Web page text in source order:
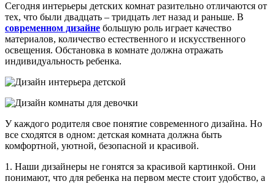
Сегодня интерьеры детских комнат разительно отличаются от
тех, что были двадцать – тридцать лет назад и раньше. В
современном дизайне большую роль играет качество
материалов, количество естественного и искусственного
освещения. Обстановка в комнате должна отражать
индивидуальность ребенка.
У каждого родителя свое понятие современного дизайна. Но
все сходятся в одном: детская комната должна быть
комфортной, уютной, безопасной и красивой.
1. Наши дизайнеры не гонятся за красивой картинкой. Они
понимают, что для ребенка на первом месте стоит удобство, а